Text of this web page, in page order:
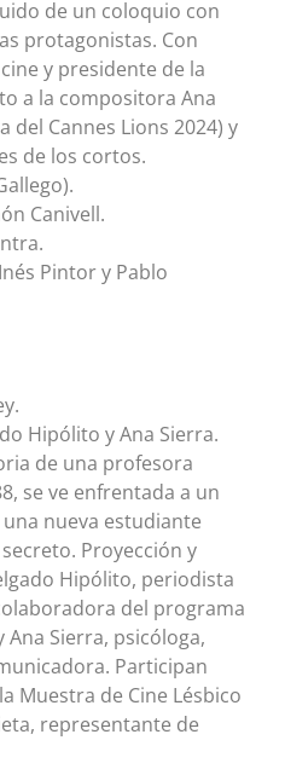
de un coloquio con
protagonistas. Con
y presidente de la
a la compositora Ana
del Cannes Lions 2024) y
de los cortos.
Canivell.
Pintor y Pablo
Hipólito y Ana Sierra.
de una profesora
se ve enfrentada a un
nueva estudiante
Proyección y
Hipólito, periodista
del programa
Ana Sierra, psicóloga,
Participan
Muestra de Cine Lésbico
representante de